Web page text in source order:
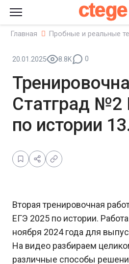
ctege
Главная Пробные и реальные
20.01.2025 8.8K 0
Статград №2
по истории
Вторая тренировочная
ЕГЭ 2025 по истории.
ноября 2024 года для
На видео разбираем
различные способы